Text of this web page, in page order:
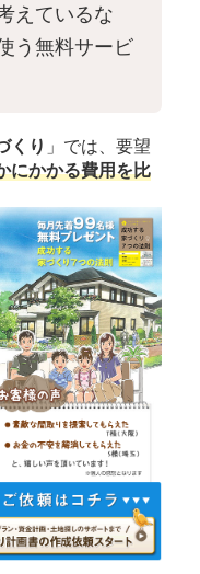
えているな
う無料サービ
くり 」では、要望
にかかる費用を比